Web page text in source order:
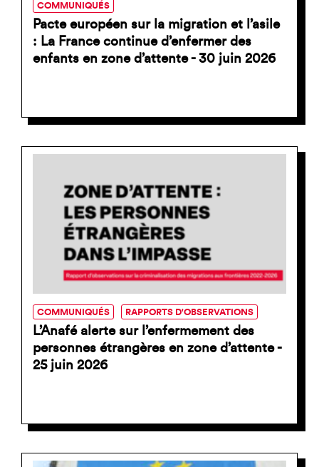
COMMUNIQUÉS
Pacte européen sur la migration et l’asile
: La France continue d’enfermer des
enfants en zone d’attente - 30 juin 2026
COMMUNIQUÉS RAPPORTS D'OBSERVATIONS
L’Anafé alerte sur l’enfermement des
personnes étrangères en zone d’attente -
25 juin 2026